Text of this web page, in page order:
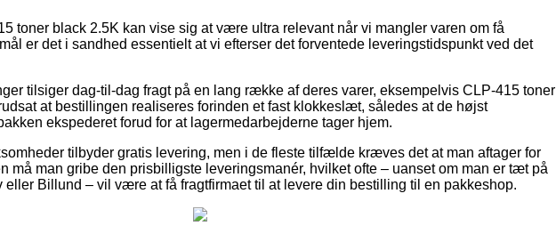
toner black 2.5K kan vise sig at være ultra relevant når vi mangler varen om få
er det i sandhed essentielt at vi efterser det forventede leveringstidspunkt ved det
tilsiger dag-til-dag fragt på en lang række af deres varer, eksempelvis CLP-415 toner
at bestillingen realiseres forinden et fast klokkeslæt, således at de højst
ekspederet forud for at lagermedarbejderne tager hjem.
tilbyder gratis levering, men i de fleste tilfælde kræves det at man aftager for
må man gribe den prisbilligste leveringsmanér, hvilket ofte – uanset om man er tæt på
eller Billund – vil være at få fragtfirmaet til at levere din bestilling til en pakkeshop.